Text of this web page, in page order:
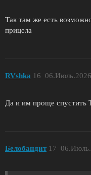
Так там же есть
прицела
RVshka 16
Да и им проще спустить
Белобандит 17